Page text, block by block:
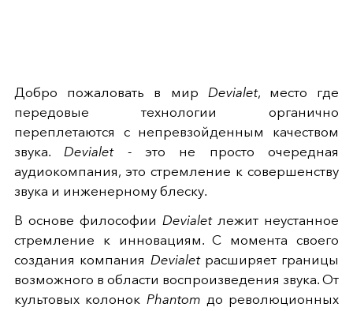
Добро пожаловать в мир Devialet, место где
передовые технологии органично
переплетаются с непревзойденным качеством
звука.Devialet- это не просто очередная
аудиокомпания, это стремление к совершенству
звука и инженерному блеску.
В основе философии Devialetлежит неустанное
стремление к инновациям. С момента своего
создания компания Devialetрасширяет границы
возможного в области воспроизведения звука. От
культовых колонок Phantom до революционных